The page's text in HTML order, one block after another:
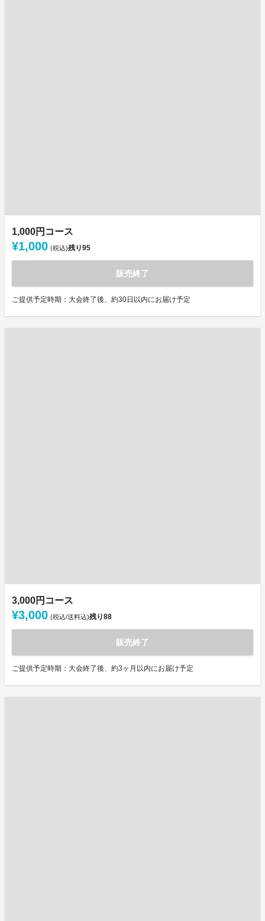
1,000円コース
¥1,000 (税込)残り95
販売終了
ご提供予定時期：大会終了後、約30日以内にお届け予定
3,000円コース
¥3,000 (税込/送料込)残り88
販売終了
ご提供予定時期：大会終了後、約3ヶ月以内にお届け予定